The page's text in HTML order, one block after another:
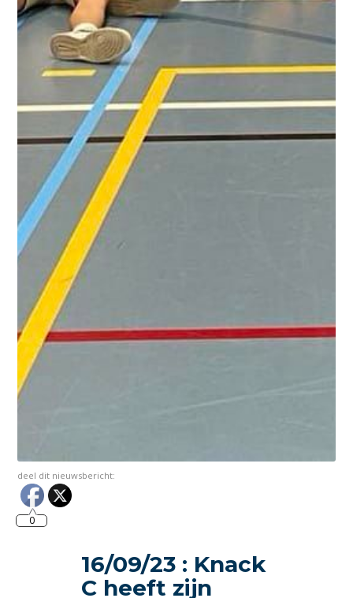
deel dit nieuwsbericht:
0
16/09/23 : Knack
C heeft zijn